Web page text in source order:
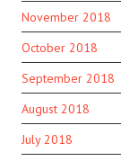
November 2018
October 2018
September 2018
August 2018
July 2018